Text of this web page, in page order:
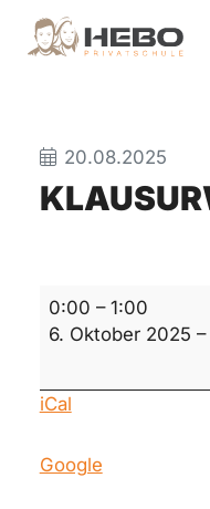
20.08.2025
Klausurwoche
0:00 – 1:00
6. Oktober 2025 –
iCal
Google